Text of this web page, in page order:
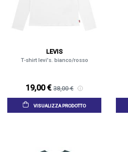
LEVIS
T-shirt levi's. bianco/rosso
19,00 € 38,00 €
VISUALIZZA PRODOTTO